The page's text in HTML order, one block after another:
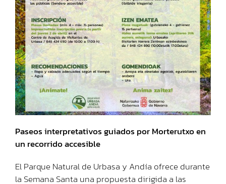
Paseos interpretativos guiados por Morterutxo en
un recorrido accesible
El Parque Natural de Urbasa y Andía ofrece durante
la Semana Santa una propuesta dirigida a las